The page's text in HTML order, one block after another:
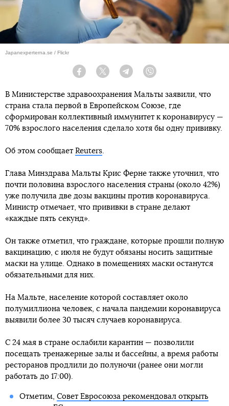
Japanexperterna.se / Flickr
Facebook Twitter Telegram
В Министерстве здравоохранения Мальты заявили, что
страна стала первой в Европейском Союзе, где
сформирован коллективный иммунитет к коронавирусу —
70% взрослого населения сделало хотя бы одну прививку.
Об этом сообщает Reuters.
Глава Минздрава Мальты Крис Ферне также уточнил, что
почти половина взрослого населения страны (около 42%)
уже получила две дозы вакцины против коронавируса.
Министр отмечает, что прививки в стране делают
«каждые пять секунд».
Он также отметил, что граждане, которые прошли полную
вакцинацию, с июля не будут обязаны носить защитные
маски на улице. Однако в помещениях маски останутся
обязательными для них.
На Мальте, население которой составляет около
полумиллиона человек, с начала пандемии коронавируса
выявили более 30 тысяч случаев коронавируса.
С 24 мая в стране ослабили карантин — позволили
посещать тренажерные залы и бассейны, а время работы
ресторанов продлили до полуночи (ранее они могли
работать до 17:00).
Отметим, Совет Евросоюза рекомендовал открыть